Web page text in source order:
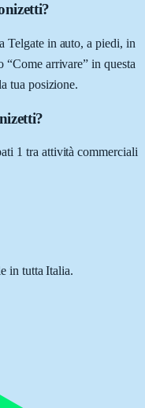
Telgate in auto, a piedi, in
arrivare” in questa
tua posizione.
1 tra attività commerciali
in tutta Italia.